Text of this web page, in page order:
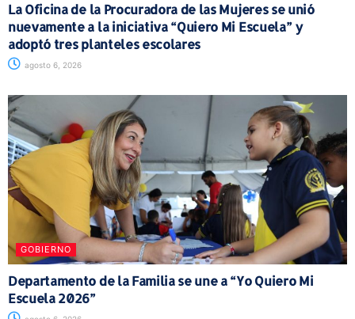
La Oficina de la Procuradora de las Mujeres se unió
nuevamente a la iniciativa “Quiero Mi Escuela” y
adoptó tres planteles escolares
agosto 6, 2026
GOBIERNO
Departamento de la Familia se une a “Yo Quiero Mi
Escuela 2026”